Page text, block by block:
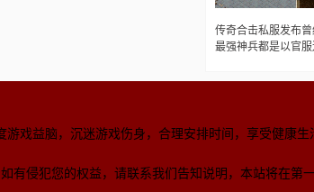
传奇合击私服发布
最强神兵都是以官
戏益脑，沉迷游戏伤身，合理安排时间，享受健康生
有侵犯您的权益，请联系我们告知说明，本站将在第